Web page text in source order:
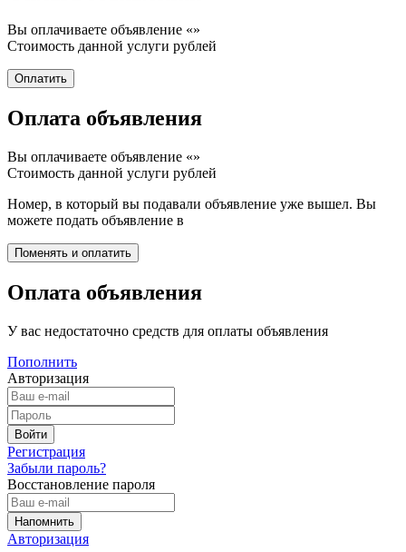
Вы оплачиваете объявление «»
Стоимость данной услуги рублей
Оплата объявления
Вы оплачиваете объявление «»
Стоимость данной услуги рублей
Номер, в который вы подавали объявление уже вышел. Вы
можете подать объявление в
Оплата объявления
У вас недостаточно средств для оплаты объявления
Пополнить
Авторизация
Регистрация
Забыли пароль?
Восстановление пароля
Авторизация